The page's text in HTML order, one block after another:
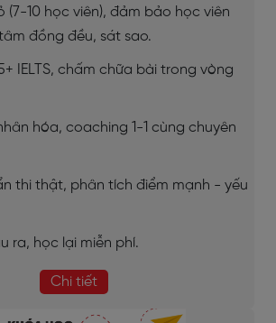
(7-10 học viên), đảm bảo học viên
đồng đều, sát sao.
IELTS, chấm chữa bài trong vòng
hóa, coaching 1-1 cùng chuyên
thi thật, phân tích điểm mạnh - yếu
ra, học lại miễn phí.
Chi tiết